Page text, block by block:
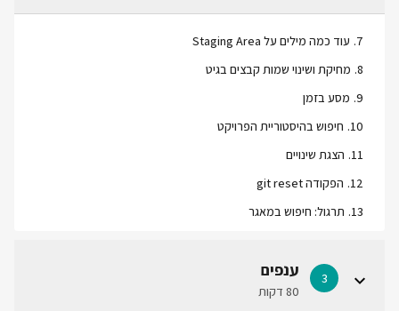
7
. עוד כמה מילים על Staging Area
8
. מחיקת ושינוי שמות קבצים בגיט
9
. מסע בזמן
10
. חיפוש בהיסטוריית הפרויקט
11
. הצגת שינויים
12
. הפקודה git reset
13
. תרגול: חיפוש במאגר
3 ענפים
80 דקות